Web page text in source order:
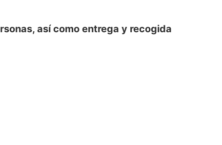
así como entrega y recogida